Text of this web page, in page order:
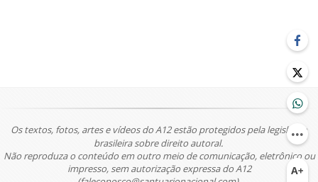
Os textos, fotos, artes e vídeos do A12 estão protegidos pela legislação
brasileira sobre direito autoral.
Não reproduza o conteúdo em outro meio de comunicação, eletrônico ou
impresso, sem autorização expressa do A12